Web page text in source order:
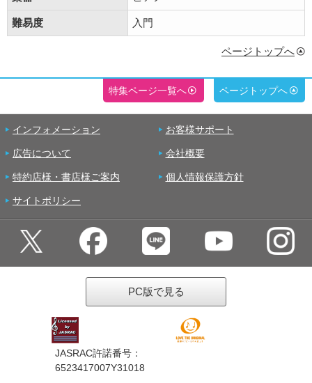
難易度 入門
ページトップへ
特集ページ一覧へ ページトップへ
インフォメーション お客様サポート
広告について 会社概要
特約店様・書店様ご案内 個人情報保護方針
サイトポリシー
PC版で見る
JASRAC許諾番号：
6523417007Y31018